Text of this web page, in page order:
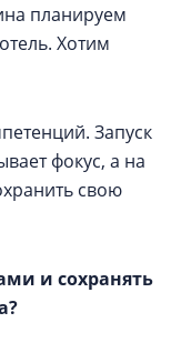
планируем
Хотим
Запуск
фокус, а на
свою
и сохранять